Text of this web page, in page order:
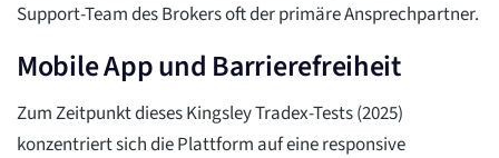
Support-Team des Brokers oft der primäre Ansprechpartner.
Mobile App und Barrierefreiheit
Zum Zeitpunkt dieses Kingsley Tradex-Tests (2025)
konzentriert sich die Plattform auf eine responsive